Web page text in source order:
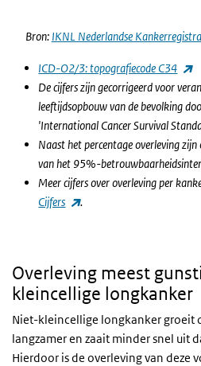
Bron: IKNL Nederlandse
ICD-O2/3: topografiecode C34
De cijfers zijn gecorrigeerd voor
leeftijdsopbouw van de bevolking
'International Cancer Survival
Naast het percentage overleving
van het 95%-
Meer cijfers over overleving per
Cijfers
(externe link)
.
Overleving meest
kleincellige longkanker
Niet-kleincellige longkanker groeit
langzamer en zaait minder snel uit
Hierdoor is de overleving van deze